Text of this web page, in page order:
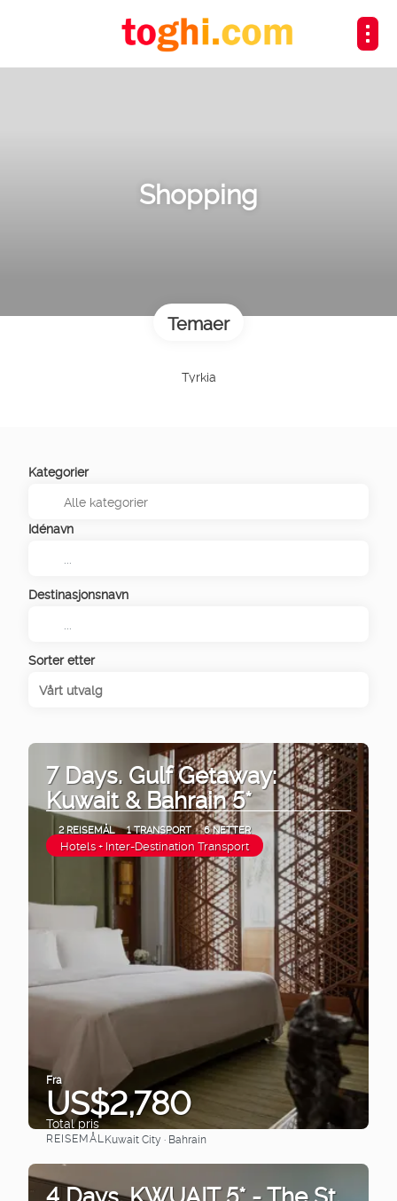
Shopping
Temaer
Tyrkia
Kategorier
Idénavn
Destinasjonsnavn
Sorter etter
Vårt utvalg
7 Days. Gulf Getaway:
Kuwait & Bahrain 5*
2 REISEMÅL 1 TRANSPORT 6 NETTER
Hotels + Inter-Destination Transport
Fra
US$2,780
Total pris
Se
REISEMÅL Kuwait City · Bahrain
4 Days. KWUAIT 5* - The St.